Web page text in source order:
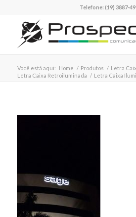
Telefone:(19) 3887-
Você está aqui: Home / Produtos / Letra
Letra Caixa Retroiluminada / Letra Caixa